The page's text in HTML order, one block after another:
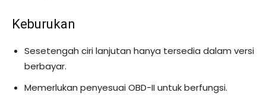
Keburukan
Sesetengah ciri lanjutan hanya tersedia dalam versi
berbayar.
Memerlukan penyesuai OBD-II untuk berfungsi.